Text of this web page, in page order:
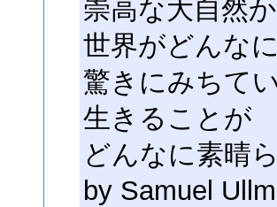
崇高な大自然
世界がどんな
驚きにみちて
生きることが
どんなに素晴
by Samuel